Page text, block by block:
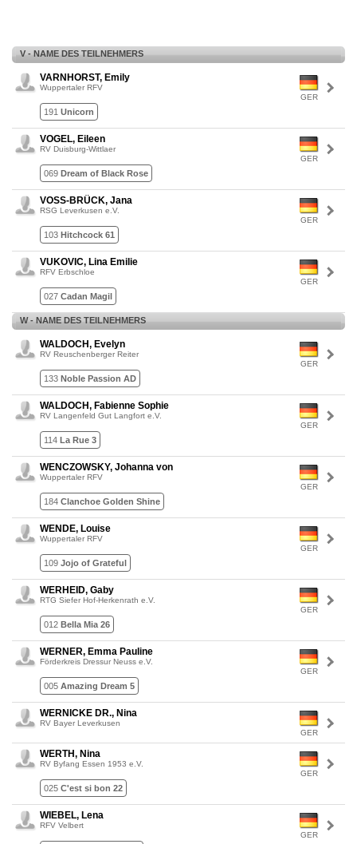
V - NAME DES TEILNEHMERS
GER
VARNHORST, Emily
Wuppertaler RFV
191 Unicorn
GER
VOGEL, Eileen
RV Duisburg-Wittlaer
069 Dream of Black Rose
GER
VOSS-BRÜCK, Jana
RSG Leverkusen e.V.
103 Hitchcock 61
GER
VUKOVIC, Lina Emilie
RFV Erbschloe
027 Cadan Magil
W - NAME DES TEILNEHMERS
GER
WALDOCH, Evelyn
RV Reuschenberger Reiter
133 Noble Passion AD
GER
WALDOCH, Fabienne Sophie
RV Langenfeld Gut Langfort e.V.
114 La Rue 3
GER
WENCZOWSKY, Johanna von
Wuppertaler RFV
184 Clanchoe Golden Shine
GER
WENDE, Louise
Wuppertaler RFV
109 Jojo of Grateful
GER
WERHEID, Gaby
RTG Siefer Hof-Herkenrath e.V.
012 Bella Mia 26
GER
WERNER, Emma Pauline
Förderkreis Dressur Neuss e.V.
005 Amazing Dream 5
GER
WERNICKE DR., Nina
RV Bayer Leverkusen
GER
WERTH, Nina
RV Byfang Essen 1953 e.V.
025 C'est si bon 22
GER
WIEBEL, Lena
RFV Velbert